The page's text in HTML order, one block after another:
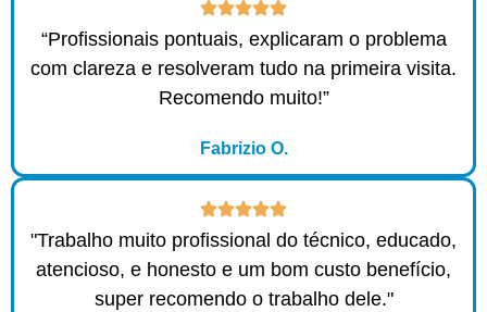
“Profissionais pontuais, explicaram o problema
com clareza e resolveram tudo na primeira visita.
Recomendo muito!”
Fabrizio O.
"Trabalho muito profissional do técnico, educado,
atencioso, e honesto e um bom custo benefício,
super recomendo o trabalho dele."